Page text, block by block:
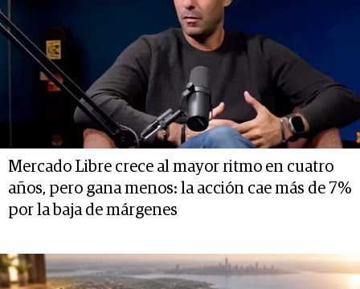
Mercado Libre crece al mayor ritmo en cuatro
años, pero gana menos: la acción cae más de 7%
por la baja de márgenes